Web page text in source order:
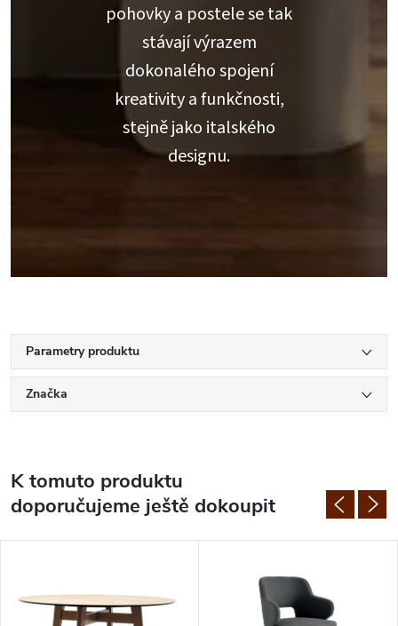
pohovky a postele se tak
stávají výrazem
dokonalého spojení
kreativity a funkčnosti,
stejně jako italského
designu.
Parametry produktu
Značka
K tomuto produktu
doporučujeme ještě dokoupit